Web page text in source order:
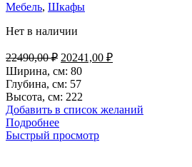
Мебель, Шкафы
Нет в наличии
22490,00₽ Первоначальная
цена
составляла
22490,00 ₽.
20241,00 ₽Текущая
Ширина, см: 80
Глубина, см: 57
Высота, см: 222
Добавить в список желаний
Подробнее
Быстрый просмотр